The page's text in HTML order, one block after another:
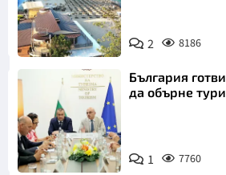
2 8186
България
да обърне
1 7760